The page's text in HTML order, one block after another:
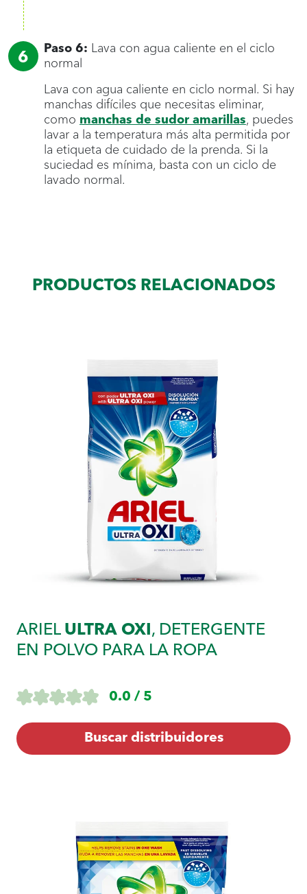
Paso 6: Lava con agua caliente en el ciclo
normal
Lava con agua caliente en ciclo normal. Si hay
manchas difíciles que necesitas eliminar,
como manchas de sudor amarillas, puedes
lavar a la temperatura más alta permitida por
la etiqueta de cuidado de la prenda. Si la
suciedad es mínima, basta con un ciclo de
lavado normal.
PRODUCTOS RELACIONADOS
ARIEL ULTRA OXI , DETERGENTE
EN POLVO PARA LA ROPA
0.0 / 5
Buscar distribuidores